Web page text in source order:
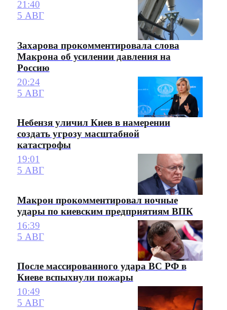
21:40
5 АВГ
Захарова прокомментировала слова
Макрона об усилении давления на
Россию
20:24
5 АВГ
Небензя уличил Киев в намерении
создать угрозу масштабной
катастрофы
19:01
5 АВГ
Макрон прокомментировал ночные
удары по киевским предприятиям ВПК
16:39
5 АВГ
После массированного удара ВС РФ в
Киеве вспыхнули пожары
10:49
5 АВГ